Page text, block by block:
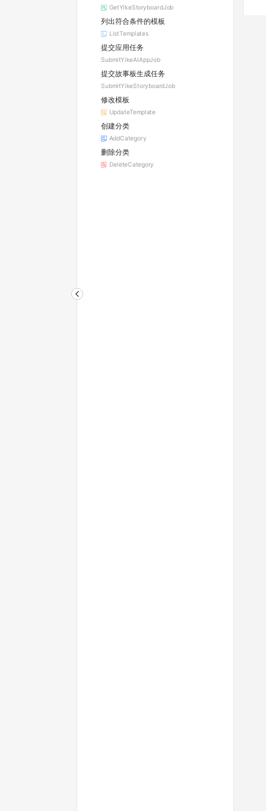
GetYikeStoryboardJob
列出符合条件的模板
ListTemplates
提交应用任务
SubmitYikeAIAppJob
提交故事板生成任务
SubmitYikeStoryboardJob
修改模板
UpdateTemplate
创建分类
AddCategory
删除分类
DeleteCategory